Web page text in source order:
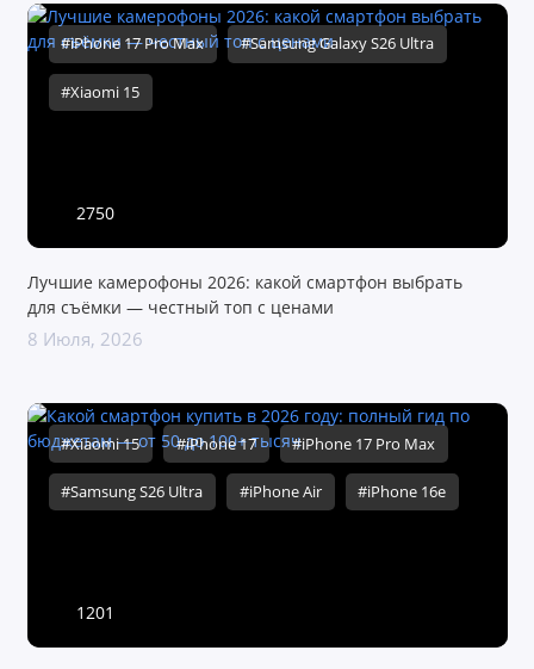
#iPhone 17 Pro Max #Samsung Galaxy S26 Ultra
#Xiaomi 15
2750
Лучшие камерофоны 2026: какой смартфон выбрать
для съёмки — честный топ с ценами
8 Июля, 2026
#Xiaomi 15 #iPhone 17 #iPhone 17 Pro Max
#Samsung S26 Ultra #iPhone Air #iPhone 16e
1201